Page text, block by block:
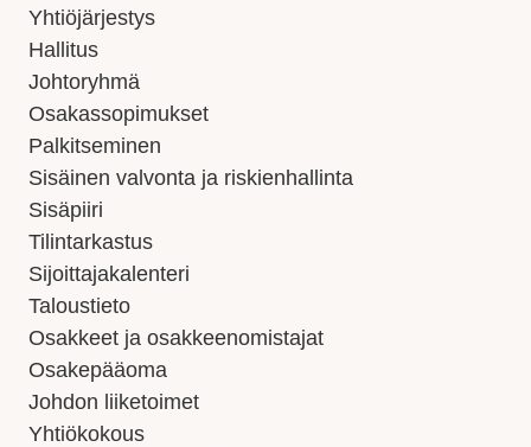
Yhtiöjärjestys
Hallitus
Johtoryhmä
Osakassopimukset
Palkitseminen
Sisäinen valvonta ja riskienhallinta
Sisäpiiri
Tilintarkastus
Sijoittajakalenteri
Taloustieto
Osakkeet ja osakkeenomistajat
Osakepääoma
Johdon liiketoimet
Yhtiökokous